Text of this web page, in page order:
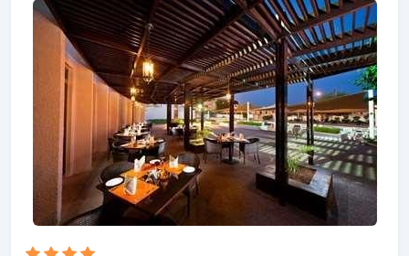
Setiap kamar didesain dengan elegan dan
dilengkapi dengan fasilitas yang berguna. Suasana
tenang di hotel ini meluas hingga fasilitas
rekreasinya yang meliputi kolam renang dalam
ruangan, kamar uap. Temukan semua yang Muscat
tawarkan dengan membuat Best Western Premier
Muscat sebagai tempat persinggahan Anda.